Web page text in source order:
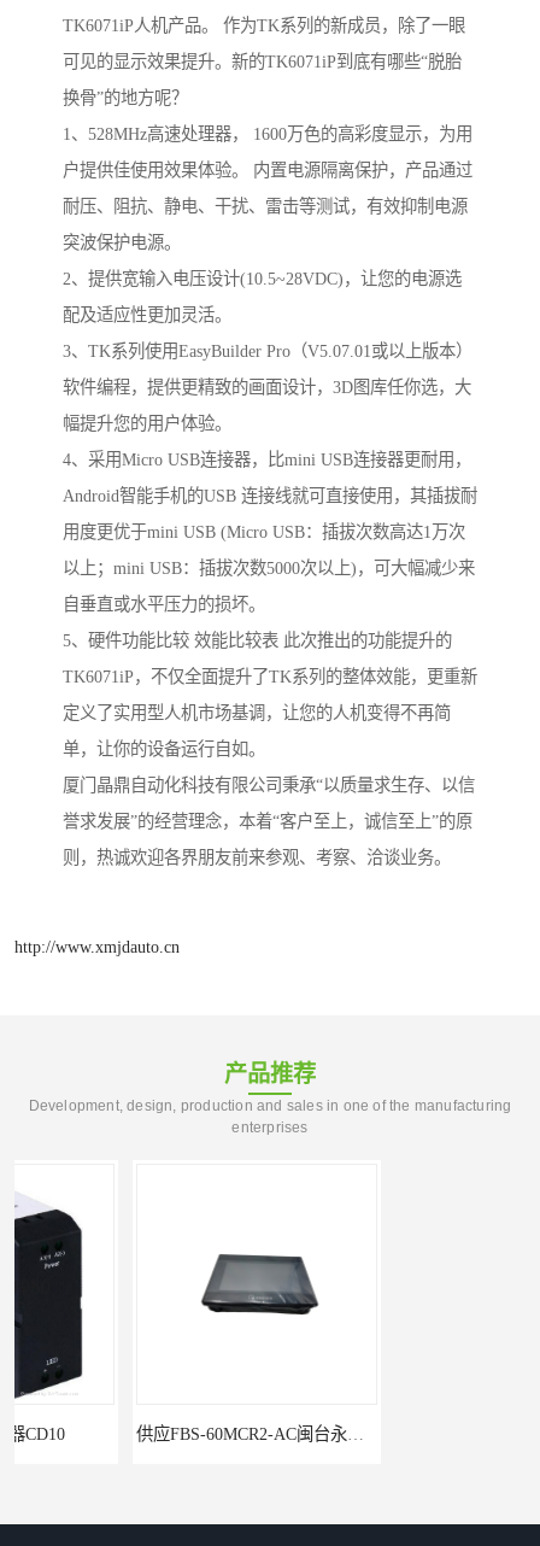
TK6071iP人机产品。 作为TK系列的新成员，除了一眼
可见的显示效果提升。新的TK6071iP到底有哪些“脱胎
换骨”的地方呢？
1、528MHz高速处理器， 1600万色的高彩度显示，为用
户提供佳使用效果体验。 内置电源隔离保护，产品通过
耐压、阻抗、静电、干扰、雷击等测试，有效抑制电源
突波保护电源。
2、提供宽输入电压设计(10.5~28VDC)，让您的电源选
配及适应性更加灵活。
3、TK系列使用EasyBuilder Pro（V5.07.01或以上版本）
软件编程，提供更精致的画面设计，3D图库任你选，大
幅提升您的用户体验。
4、采用Micro USB连接器，比mini USB连接器更耐用，
Android智能手机的USB 连接线就可直接使用，其插拔耐
用度更优于mini USB (Micro USB：插拔次数高达1万次
以上；mini USB：插拔次数5000次以上)，可大幅减少来
自垂直或水平压力的损坏。
5、硬件功能比较 效能比较表 此次推出的功能提升的
TK6071iP，不仅全面提升了TK系列的整体效能，更重新
定义了实用型人机市场基调，让您的人机变得不再简
单，让你的设备运行自如。
厦门晶鼎自动化科技有限公司秉承“以质量求生存、以信
誉求发展”的经营理念，本着“客户至上，诚信至上”的原
则，热诚欢迎各界朋友前来参观、考察、洽谈业务。
http://www.xmjdauto.cn
产品推荐
Development, design, production and sales in one of the manufacturing
enterprises
供应FBS-60MCR2-AC闽台永宏FATEKPLC